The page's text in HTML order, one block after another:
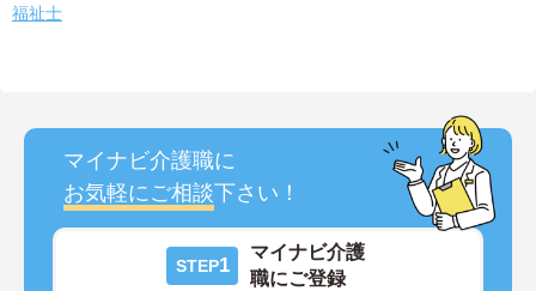
福祉士
マイナビ介護職に
お気軽にご相談下さい！
STEP1
マイナビ介護
職にご登録